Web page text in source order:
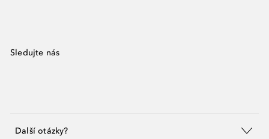
Sledujte nás
Další otázky?